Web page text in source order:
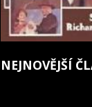
NEJNOVĚJŠÍ